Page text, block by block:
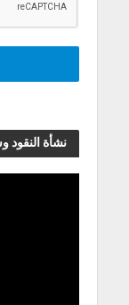
نشأة النقود